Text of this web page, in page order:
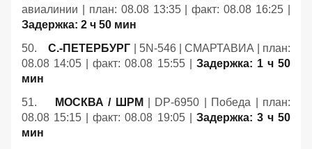
авиалинии | план: 08.08 13:35 | факт: 08.08 16:25 |
Задержка: 2 ч 50 мин
50.С.-ПЕТЕРБУРГ | 5N-546 | СМАРТАВИА | план:
08.08 14:05 | факт: 08.08 15:55 | Задержка: 1 ч 50
мин
51.
МОСКВА / ШРМ | DP-6950 | Победа | план:
08.08 15:15 | факт: 08.08 19:05 | Задержка: 3 ч 50
мин